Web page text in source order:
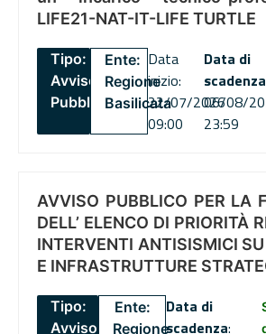
LIFE21-NAT-IT-LIFE TURTLE
Tipo:
Avviso
Pubblico
Ente:
Regione
Basilicata
Data
inizio:
22/07/2026
09:00
Data di
scadenza
06/08/
23:59
AVVISO PUBBLICO PER LA
DELL’ ELENCO DI PRIORITÀ
INTERVENTI ANTISISMICI
E INFRASTRUTTURE
Tipo:
Avviso
Ente:
Regione
Data di
scadenza: